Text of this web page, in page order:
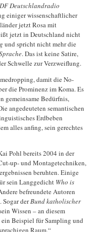
Deutschlandradio
einiger wissenschaftlicher
jetzt Rosa mit
jetzt in Deutschland nicht
und spricht nicht mehr die
. Das ist keine Satire,
Schwelle zur Verzweiflung.
damit die No-
die Prominenz im Koma. Es
gemeinsame Bedürfnis,
angedeuteten semantischen
Erdbeben
alles anfing, sein gerechtes
Pohl bereits 2004 in der
up- und Montagetechniken,
beruhten. Einige
sein Langgedicht Who is
befreundete Autoren
Sogar derBund katholischer
Wissen – an diesem
Beispiel für Sampling und
Raum.“